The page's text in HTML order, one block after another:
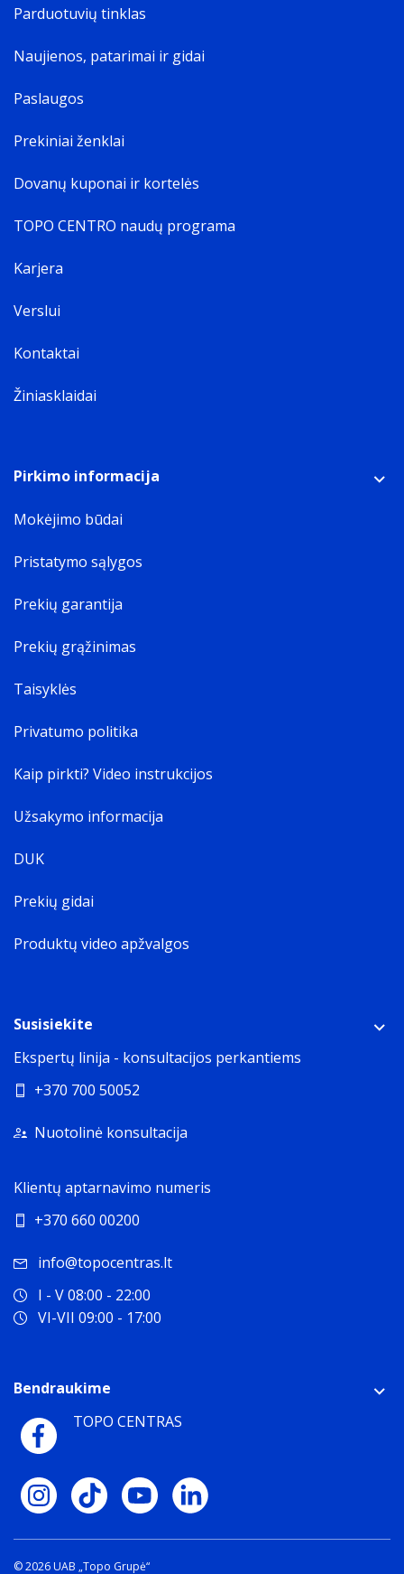
Parduotuvių tinklas
Naujienos, patarimai ir gidai
Paslaugos
Prekiniai ženklai
Dovanų kuponai ir kortelės
TOPO CENTRO naudų programa
Karjera
Verslui
Kontaktai
Žiniasklaidai
Pirkimo informacija
Mokėjimo būdai
Pristatymo sąlygos
Prekių garantija
Prekių grąžinimas
Taisyklės
Privatumo politika
Kaip pirkti? Video instrukcijos
Užsakymo informacija
DUK
Prekių gidai
Produktų video apžvalgos
Susisiekite
Ekspertų linija - konsultacijos perkantiems
+370 700 50052
Nuotolinė konsultacija
Klientų aptarnavimo numeris
+370 660 00200
info@topocentras.lt
I - V 08:00 - 22:00
VI-VII 09:00 - 17:00
Bendraukime
TOPO CENTRAS
© 2026 UAB „Topo Grupė“